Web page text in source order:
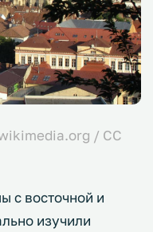
/ CC
с восточной и
изучили